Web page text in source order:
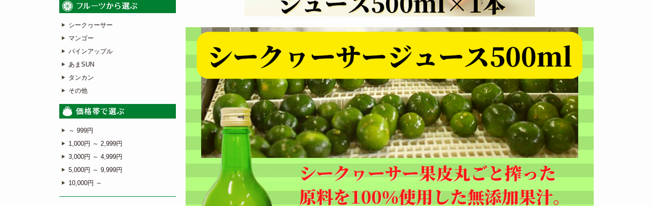
シークヮーサー
マンゴー
パインアップル
あまSUN
タンカン
その他
～ 999円
1,000円 ～ 2,999円
3,000円 ～ 4,999円
5,000円 ～ 9,999円
10,000円 ～